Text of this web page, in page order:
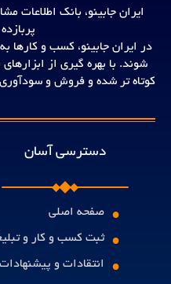
ایران جابینو، بانک اطلاعات
در ایران جابینو، کسب و
شوند. با بهره گیری از
کوتاه تر شده و فروش و
دسترسی آسان
• صفحه اصلی
• ثبت کسب و کار و
• انتقادات و پیشنهادات